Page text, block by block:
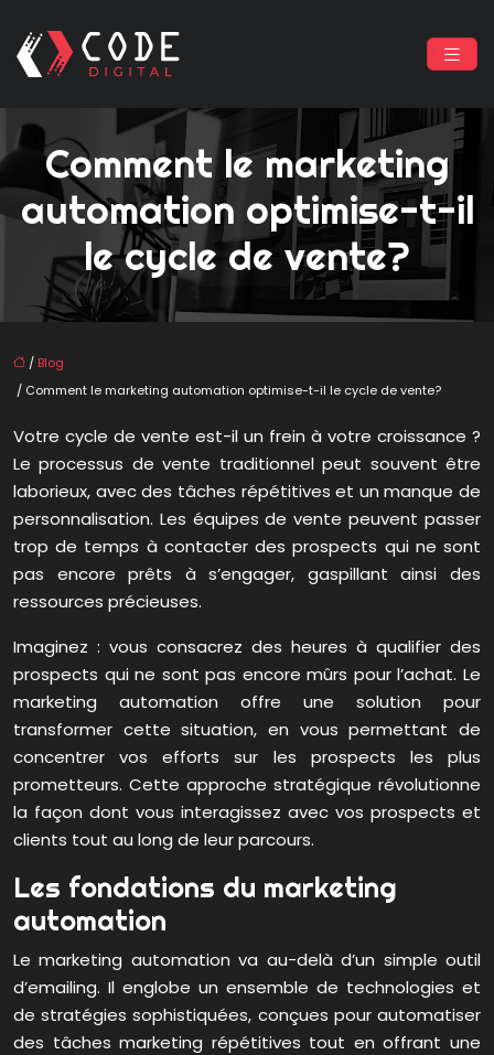
Comment le marketing
automation optimise-t-il
le cycle de vente?
/ Blog
/ Comment le marketing automation optimise-t-il le cycle de vente?
Votre cycle de vente est-il un frein à votre croissance ?
Le processus de vente traditionnel peut souvent être
laborieux, avec des tâches répétitives et un manque de
personnalisation. Les équipes de vente peuvent passer
trop de temps à contacter des prospects qui ne sont
pas encore prêts à s’engager, gaspillant ainsi des
ressources précieuses.
Imaginez : vous consacrez des heures à qualifier des
prospects qui ne sont pas encore mûrs pour l’achat. Le
marketing automation offre une solution pour
transformer cette situation, en vous permettant de
concentrer vos efforts sur les prospects les plus
prometteurs. Cette approche stratégique révolutionne
la façon dont vous interagissez avec vos prospects et
clients tout au long de leur parcours.
Les fondations du marketing
automation
Le marketing automation va au-delà d’un simple outil
d’emailing. Il englobe un ensemble de technologies et
de stratégies sophistiquées, conçues pour automatiser
des tâches marketing répétitives tout en offrant une